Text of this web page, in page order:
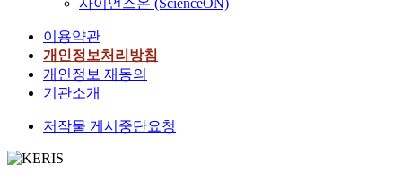
이용약관
개인정보처리방침
개인정보 재동의
기관소개
저작물 게시중단요청